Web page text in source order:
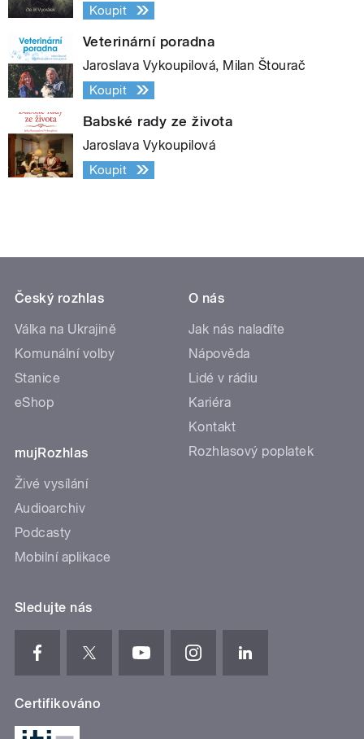
Koupit
Veterinární poradna
Jaroslava Vykoupilová, Milan Štourač
Koupit
Babské rady ze života
Jaroslava Vykoupilová
Koupit
Český rozhlas
Válka na Ukrajině
Komunální volby
Stanice
eShop
mujRozhlas
Živé vysílání
Audioarchiv
Podcasty
Mobilní aplikace
O nás
Jak nás naladíte
Nápověda
Lidé v rádiu
Kariéra
Kontakt
Rozhlasový poplatek
Sledujte nás
Certifikováno